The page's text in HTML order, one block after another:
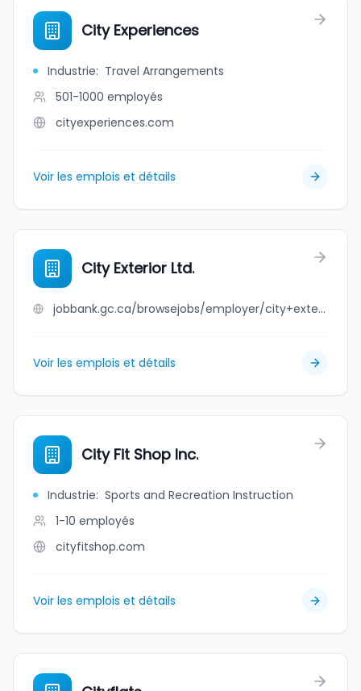
City Experiences
Industrie: Travel Arrangements
501-1000 employés
cityexperiences.com
Voir les emplois et détails
City Exterior Ltd.
jobbank.gc.ca/browsejobs/employer/city+exterior+ltd./ca
Voir les emplois et détails
City Fit Shop Inc.
Industrie: Sports and Recreation Instruction
1-10 employés
cityfitshop.com
Voir les emplois et détails